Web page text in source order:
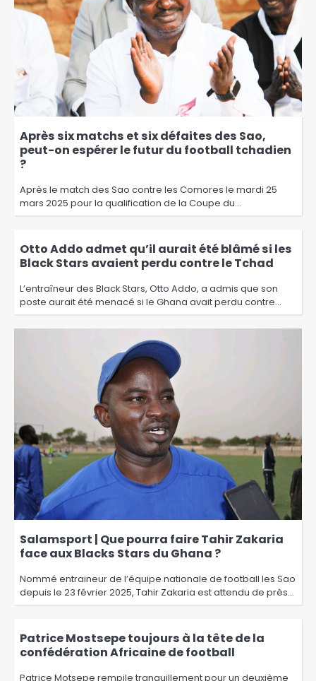
Après six matchs et six défaites des Sao,
peut-on espérer le futur du football tchadien
?
Après le match des Sao contre les Comores le mardi 25
mars 2025 pour la qualification de la Coupe du…
Otto Addo admet qu’il aurait été blâmé si les
Black Stars avaient perdu contre le Tchad
L’entraîneur des Black Stars, Otto Addo, a admis que son
poste aurait été menacé si le Ghana avait perdu contre…
Salamsport | Que pourra faire Tahir Zakaria
face aux Blacks Stars du Ghana ?
Nommé entraineur de l’équipe nationale de football les Sao
depuis le 23 février 2025, Tahir Zakaria est attendu de près…
Patrice Mostsepe toujours à la tête de la
confédération Africaine de football
Patrice Motsepe rempile tranquillement pour un deuxième